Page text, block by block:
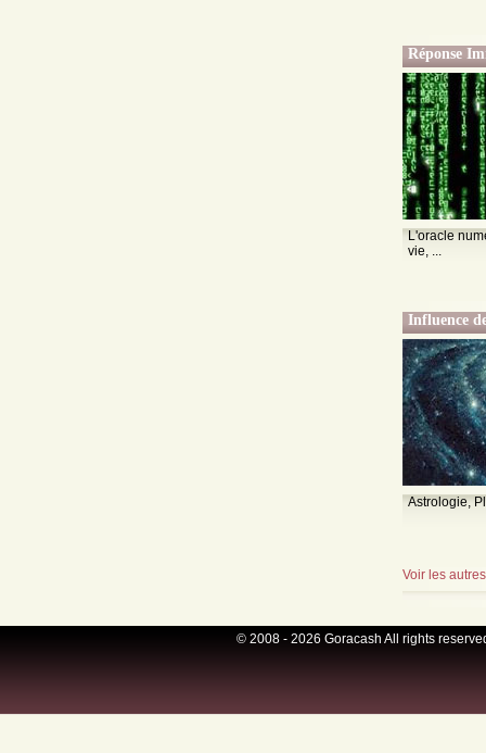
Réponse
L'oracle
vie, ...
Influence
Astrologie,
Voir les
© 2008 - 2026 Goracash All rights